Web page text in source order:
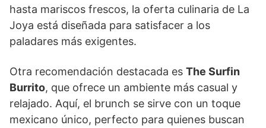
hasta mariscos frescos, la oferta culinaria de La
Joya está diseñada para satisfacer a los
paladares más exigentes.
Otra recomendación destacada es The Surfin
Burrito, que ofrece un ambiente más casual y
relajado. Aquí, el brunch se sirve con un toque
mexicano único, perfecto para quienes buscan